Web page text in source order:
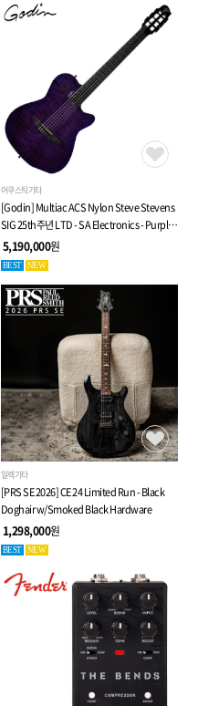
어쿠스틱기타
[Godin] Multiac ACS Nylon Steve Stevens
SIG 25th주년 LTD - SA Electronics - Purple -
전자 클래식 기타 (053940)
5,190,000원
BEST NEW
일렉기타
[PRS SE 2026] CE 24 Limited Run - Black
Doghair w/Smoked Black Hardware
1,298,000원
BEST NEW